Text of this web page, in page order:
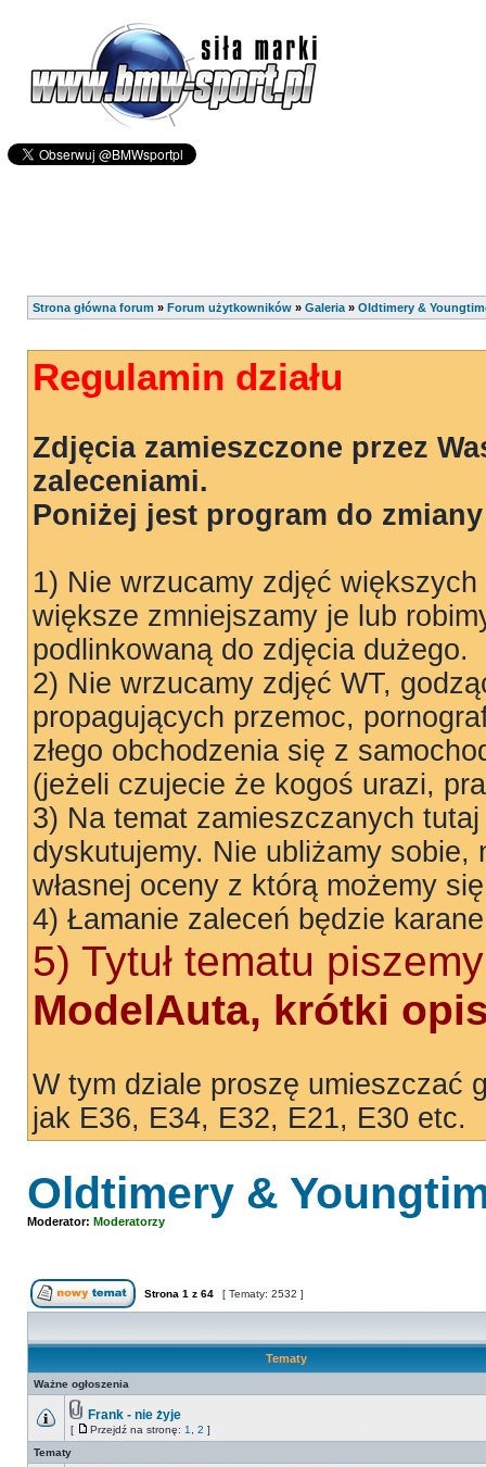
Strona główna forum » Forum użytkowników » Galeria » Oldtimery &
Regulamin działu
Zdjęcia zamieszczone przez
zaleceniami.
Poniżej jest program do
1) Nie wrzucamy zdjęć
większe zmniejszamy je lub
podlinkowaną do zdjęcia dużego.
2) Nie wrzucamy zdjęć WT,
propagujących przemoc,
złego obchodzenia się z
(jeżeli czujecie że kogoś urazi,
3) Na temat zamieszczanych
dyskutujemy. Nie ubliżamy sobie,
własnej oceny z którą możemy
4) Łamanie zaleceń będzie
5) Tytuł tematu
ModelAuta, krótki
W tym dziale proszę umieszczać
jak E36, E34, E32, E21, E30 etc.
Oldtimery &
Moderator: Moderatorzy
Strona 1 z 64 [ Tematy: 2532 ]
Tematy
Ważne ogłoszenia
Frank - nie żyje
[ Przejdź na stronę: 1 2 ]
Tematy